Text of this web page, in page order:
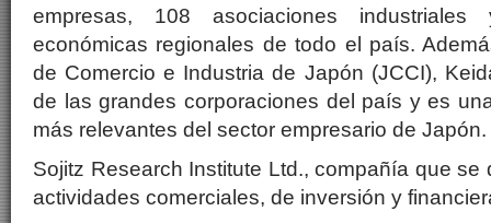
empresas, 108 asociaciones
económicas regionales de todo el país.
de Comercio e Industria de Japón (JCCI),
de las grandes corporaciones del país y es
más relevantes del sector empresario de Japón.
Sojitz Research Institute Ltd., compañía que se
actividades comerciales, de inversión y